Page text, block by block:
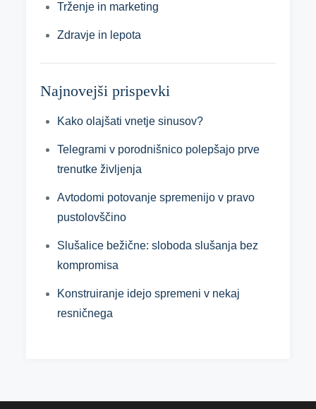
Trženje in marketing
Zdravje in lepota
Najnovejši prispevki
Kako olajšati vnetje sinusov?
Telegrami v porodnišnico polepšajo prve
trenutke življenja
Avtodomi potovanje spremenijo v pravo
pustolovščino
Slušalice bežične: sloboda slušanja bez
kompromisa
Konstruiranje idejo spremeni v nekaj
resničnega